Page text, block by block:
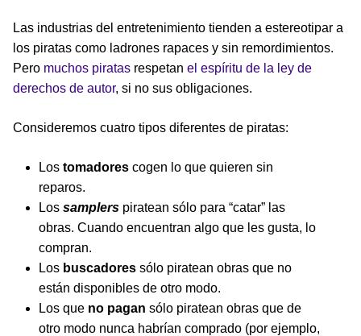
Las industrias del entretenimiento tienden a estereotipar a
los piratas como ladrones rapaces y sin remordimientos.
Pero muchos piratas respetan el espíritu de la ley de
derechos de autor, si no sus obligaciones.
Consideremos cuatro tipos diferentes de piratas:
Los tomadores cogen lo que quieren sin
reparos.
Los samplers piratean sólo para “catar” las
obras. Cuando encuentran algo que les gusta, lo
compran.
Los buscadores sólo piratean obras que no
están disponibles de otro modo.
Los que no pagan sólo piratean obras que de
otro modo nunca habrían comprado (por ejemplo,